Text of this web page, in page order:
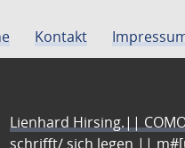
Kontakt
Lienhard Hirsing.||
schrifft/ sich legen ||